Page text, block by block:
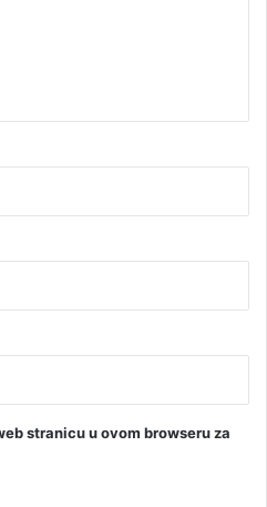
stranicu u ovom browseru za